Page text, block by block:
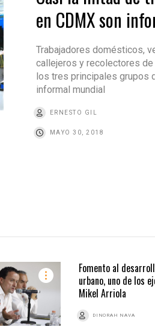
en CDMX son
Trabajadores domésticos,
callejeros y recolectores
los tres principales grupos
informal mundial
ERNESTO GIL
MAYO 30, 2018
Fomento al
urbano, uno de los
Mikel Arriola
DINORAH NAVA